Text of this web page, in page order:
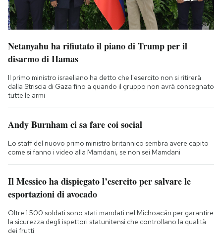
Netanyahu ha rifiutato il piano di Trump per il
disarmo di Hamas
Il primo ministro israeliano ha detto che l'esercito non si ritirerà
dalla Striscia di Gaza fino a quando il gruppo non avrà consegnato
tutte le armi
Andy Burnham ci sa fare coi social
Lo staff del nuovo primo ministro britannico sembra avere capito
come si fanno i video alla Mamdani, se non sei Mamdani
Il Messico ha dispiegato l’esercito per salvare le
esportazioni di avocado
Oltre 1.500 soldati sono stati mandati nel Michoacán per garantire
la sicurezza degli ispettori statunitensi che controllano la qualità
dei frutti